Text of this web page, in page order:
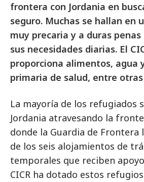
frontera con Jordania en
seguro. Muchas se hallan en
muy precaria y a duras
sus necesidades diarias. El
proporciona alimentos, agua
primaria de salud, entre otras
La mayoría de los refugiados
Jordania atravesando la
donde la Guardia de Frontera
de los seis alojamientos de
temporales que reciben apoyo
CICR ha dotado estos